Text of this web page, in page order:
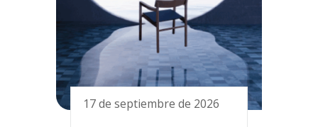
17 de septiembre de 2026